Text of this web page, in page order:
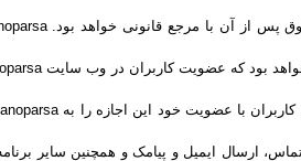
ارسال ایمیل و پیامک و همچنین سایر